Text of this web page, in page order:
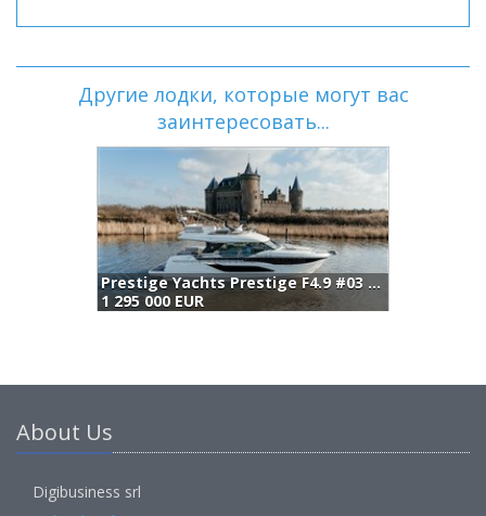
Другие лодки, которые могут вас
заинтересовать...
Solaris Power 52 Open (2025)
1 445 000 EUR
Pardo Yachts Gt 52 (2024)
1 500 000 EUR
About Us
Digibusiness srl